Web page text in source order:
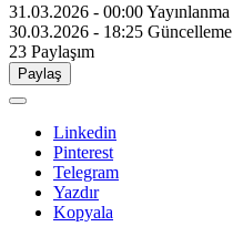
31.03.2026 - 00:00Yayınlanma
30.03.2026 - 18:25 Güncelleme
23 Paylaşım
Paylaş
Linkedin
Pinterest
Telegram
Yazdır
Kopyala